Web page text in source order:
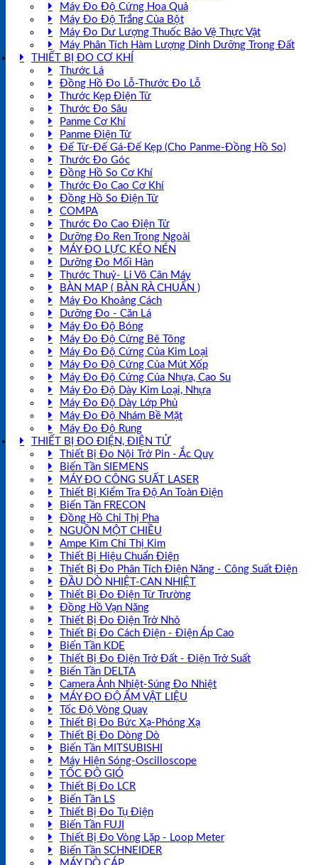
Máy Đo Độ Cứng Hoa Quả
Máy Đo Độ Trắng Của Bột
Máy Đo Dư Lượng Thuốc Bảo Vệ Thực Vật
Máy Phân Tích Hàm Lượng Dinh Dưỡng Trong Đất
THIẾT BỊ ĐO CƠ KHÍ
Thước Lá
Đồng Hồ Đo Lỗ-Thước Đo Lỗ
Thước Kẹp Điện Tử
Thước Đo Sâu
Panme Cơ Khí
Panme Điện Tử
Đế Từ-Đế Gá-Đế Kẹp (Cho Panme-Đồng Hồ So)
Thước Đo Góc
Đồng Hồ So Cơ Khí
Thước Đo Cao Cơ Khí
Đồng Hồ So Điện Tử
COMPA
Thước Đo Cao Điện Tử
Dưỡng Đo Ren Trong Ngoài
MÁY ĐO LỰC KÉO NÉN
Dưỡng Đo Mối Hàn
Thước Thuỷ- Li Vô Cân Máy
BÀN MAP ( BÀN RÀ CHUẨN )
Máy Đo Khoảng Cách
Dưỡng Đo - Căn Lá
Máy Đo Độ Bóng
Máy Đo Độ Cứng Bê Tông
Máy Đo Độ Cứng Của Kim Loại
Máy Đo Độ Cứng Của Mút Xốp
Máy Đo Độ Cứng Của Nhựa, Cao Su
Máy Đo Độ Dày Kim Loại, Nhựa
Máy Đo Độ Dày Lớp Phủ
Máy Đo Độ Nhám Bề Mặt
Máy Đo Độ Rung
THIẾT BỊ ĐO ĐIỆN, ĐIỆN TỬ
Thiết Bị Đo Nội Trở Pin - Ắc Quy
Biến Tần SIEMENS
MÁY ĐO CÔNG SUẤT LASER
Thiết Bị Kiểm Tra Độ An Toàn Điện
Biến Tần FRECON
Đồng Hồ Chỉ Thị Pha
NGUỒN MỘT CHIỀU
Ampe Kìm Chỉ Thị Kim
Thiết Bị Hiệu Chuẩn Điện
Thiết Bị Đo Phân Tích Điện Năng - Công Suất Điện
ĐẦU DÒ NHIỆT-CAN NHIỆT
Thiết Bị Đo Điện Từ Trường
Đồng Hồ Vạn Năng
Thiết Bị Đo Điện Trở Nhỏ
Thiết Bị Đo Cách Điện - Điện Áp Cao
Biến Tần KDE
Thiết Bị Đo Điện Trở Đất - Điện Trở Suất
Biến Tần DELTA
Camera Ảnh Nhiệt-Súng Đo Nhiệt
MÁY ĐO ĐỘ ẨM VẬT LIỆU
Tốc Độ Vòng Quay
Thiết Bị Đo Bức Xạ-Phóng Xạ
Thiết Bị Đo Dòng Dò
Biến Tần MITSUBISHI
Máy Hiện Sóng-Oscilloscope
TỐC ĐỘ GIÓ
Thiết Bị Đo LCR
Biến Tần LS
Thiết Bị Đo Tụ Điện
Biến Tần FUJI
Thiết Bị Đo Vòng Lặp - Loop Meter
Biến Tần SCHNEIDER